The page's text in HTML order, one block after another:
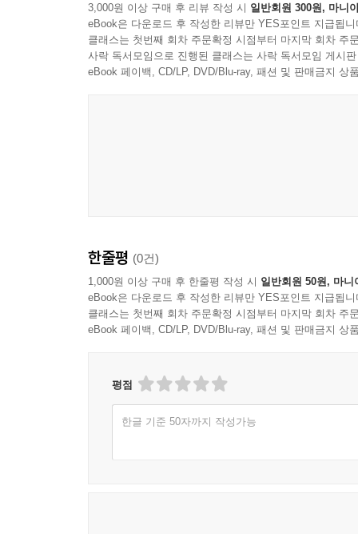
3,000원 이상 구매 후 리뷰 작성 시 일반회원 300원, 마니
eBook은 다운로드 후 작성한 리뷰만 YES포인트 지급됩니
클래스는 첫번째 회차 주문확정 시점부터 마지막 회차 주
사락 독서모임으로 진행된 클래스는 사락 독서모임 게시
eBook 페이백, CD/LP, DVD/Blu-ray, 패션 및 판매금지 상
한줄평 (0건)
1,000원 이상 구매 후 한줄평 작성 시 일반회원 50원, 마니
eBook은 다운로드 후 작성한 리뷰만 YES포인트 지급됩니
클래스는 첫번째 회차 주문확정 시점부터 마지막 회차 주
eBook 페이백, CD/LP, DVD/Blu-ray, 패션 및 판매금지 상
평점
한글 기준 50자까지 작성가능